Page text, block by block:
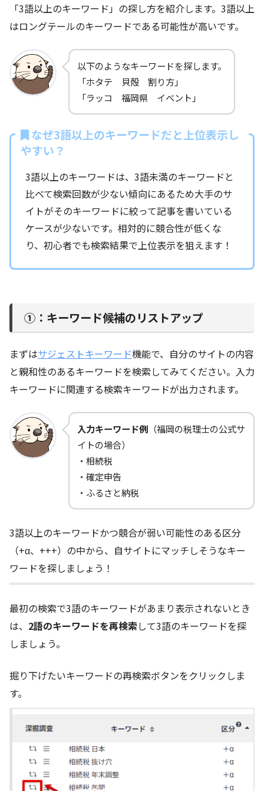
「3語以上のキーワード」の探し方を紹介します。3語以上
はロングテールのキーワードである可能性が高いです。
以下のようなキーワードを探します。
「ホタテ 貝殻 割り方」
「ラッコ 福岡県 イベント」
なぜ3語以上のキーワードだと上位表示し
やすい？
3語以上のキーワードは、3語未満のキーワードと
比べて検索回数が少ない傾向にあるため大手のサ
イトがそのキーワードに絞って記事を書いている
ケースが少ないです。相対的に競合性が低くな
り、初心者でも検索結果で上位表示を狙えます！
①：キーワード候補のリストアップ
まずはサジェストキーワード機能で、自分のサイトの内容
と親和性のあるキーワードを検索してみてください。入力
キーワードに関連する検索キーワードが出力されます。
入力キーワード例 （福岡の税理士の公式サ
イトの場合）
・相続税
・確定申告
・ふるさと納税
3語以上のキーワードかつ競合が弱い可能性のある区分
（+α、+++）の中から、自サイトにマッチしそうなキー
ワードを探しましょう！
最初の検索で3語のキーワードがあまり表示されないとき
は、 2語のキーワードを再検索して3語のキーワードを探
しましょう。
掘り下げたいキーワードの再検索ボタンをクリックしま
す。